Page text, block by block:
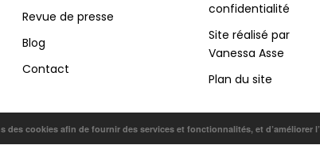
Revue de presse
Blog
Contact
confidentialité
Site réalisé par
Vanessa Asse
Plan du site
des cookies afin de fournir des services et fonctionnalités, et d’améliorer